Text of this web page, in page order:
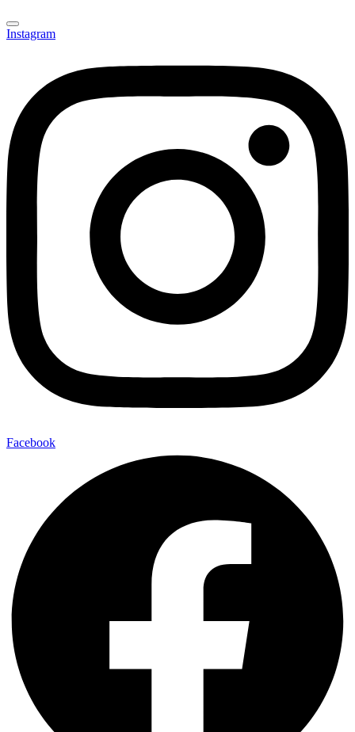
Instagram
Facebook